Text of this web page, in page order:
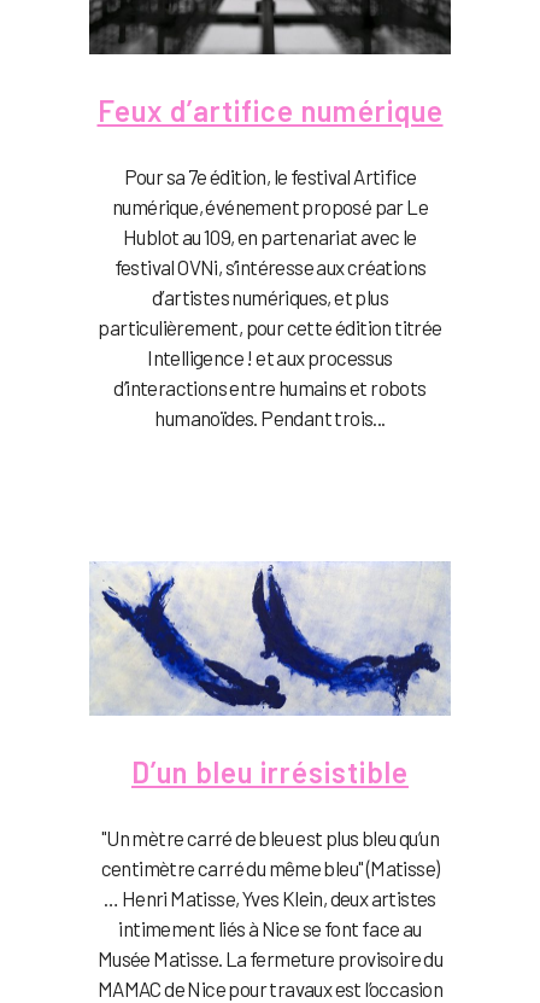
Feux d’artifice numérique
Pour sa 7e édition, le festival Artifice
numérique, événement proposé par Le
Hublot au 109, en partenariat avec le
festival OVNi, s’intéresse aux créations
d’artistes numériques, et plus
particulièrement, pour cette édition titrée
Intelligence ! et aux processus
d’interactions entre humains et robots
humanoïdes. Pendant trois...
D’un bleu irrésistible
"Un mètre carré de bleu est plus bleu qu’un
centimètre carré du même bleu" (Matisse)
… Henri Matisse, Yves Klein, deux artistes
intimement liés à Nice se font face au
Musée Matisse. La fermeture provisoire du
MAMAC de Nice pour travaux est l’occasion